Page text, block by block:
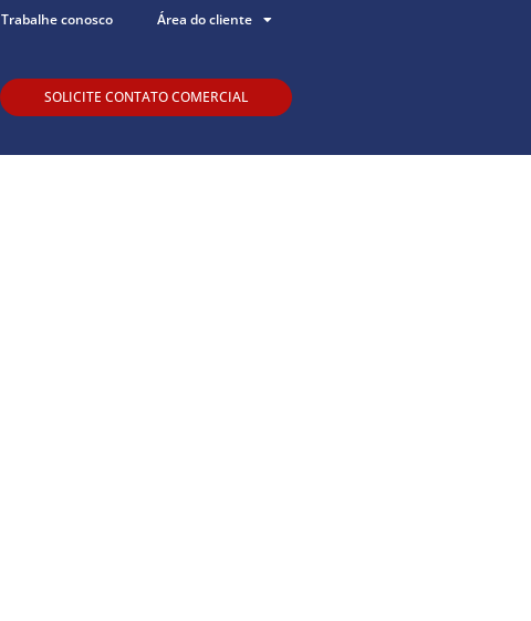
Trabalhe conosco Área do cliente
SOLICITE CONTATO COMERCIAL